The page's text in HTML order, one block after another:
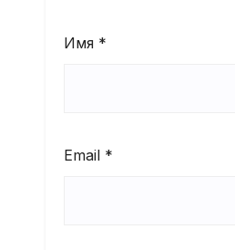
Имя *
Email *